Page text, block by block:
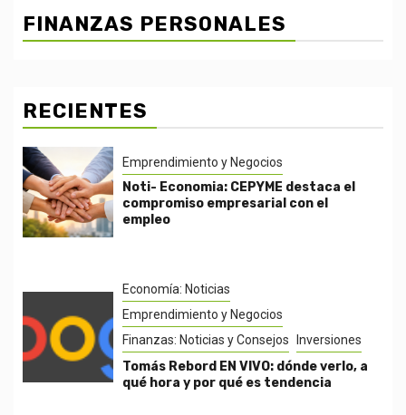
FINANZAS PERSONALES
RECIENTES
Emprendimiento y Negocios
Noti- Economia: CEPYME destaca el
compromiso empresarial con el
empleo
Economía: Noticias
Emprendimiento y Negocios
Finanzas: Noticias y Consejos
Inversiones
Tomás Rebord EN VIVO: dónde verlo, a
qué hora y por qué es tendencia